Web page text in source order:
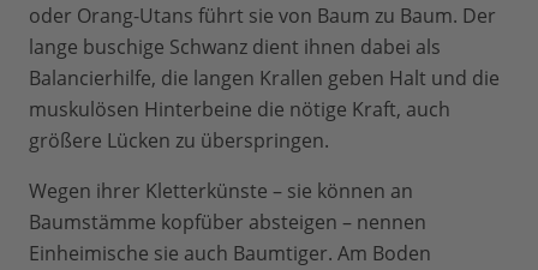
oder Orang-Utans führt sie von Baum zu Baum. Der
lange buschige Schwanz dient ihnen dabei als
Balancierhilfe, die langen Krallen geben Halt und die
muskulösen Hinterbeine die nötige Kraft, auch
größere Lücken zu überspringen.
Wegen ihrer Kletterkünste – sie können an
Baumstämme kopfüber absteigen – nennen
Einheimische sie auch Baumtiger. Am Boden